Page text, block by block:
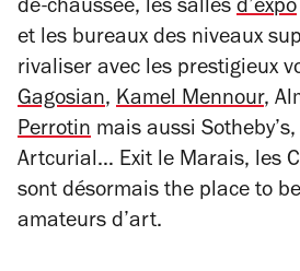
de-chaussée, les salles d’expo
et les bureaux des niveaux
rivaliser avec les prestigieux
Gagosian, Kamel Mennour,
Perrotin mais aussi Sotheby’s,
Artcurial… Exit le Marais, les
sont désormais the place to be
amateurs d’art.